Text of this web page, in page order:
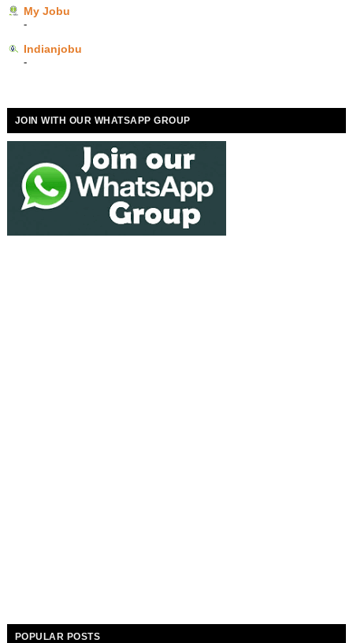
My Jobu
-
Indianjobu
-
JOIN WITH OUR WHATSAPP GROUP
POPULAR POSTS